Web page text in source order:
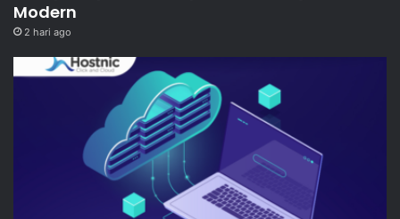
Modern
2 hari ago